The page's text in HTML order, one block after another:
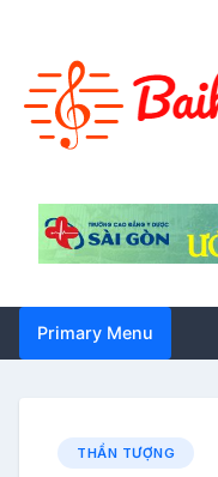
content
Primary Menu
THẦN TƯỢNG